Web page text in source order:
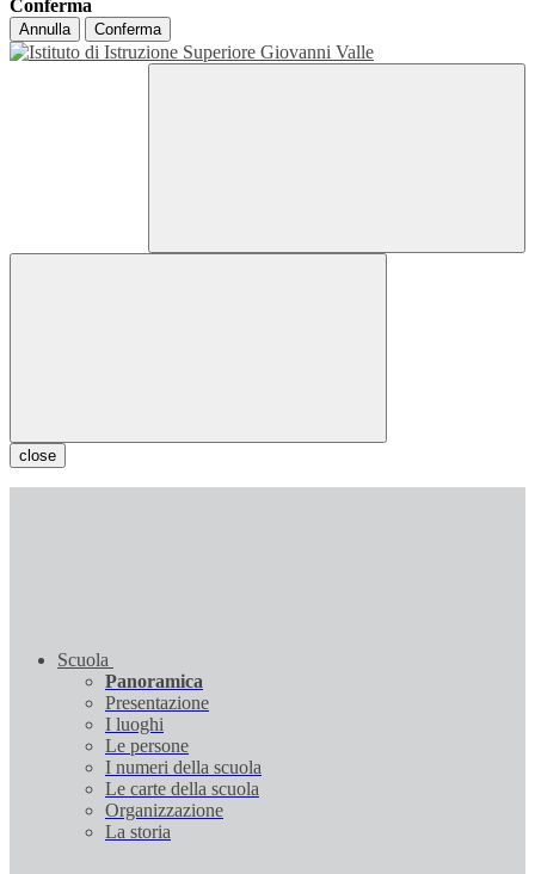
Conferma
Annulla Conferma
close
Scuola
Panoramica
Presentazione
I luoghi
Le persone
I numeri della scuola
Le carte della scuola
Organizzazione
La storia